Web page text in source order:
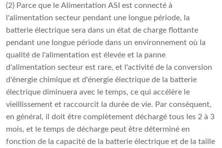
(2) Parce que le Alimentation ASI est connecté à
l'alimentation secteur pendant une longue période, la
batterie électrique sera dans un état de charge flottante
pendant une longue période dans un environnement où la
qualité de l'alimentation est élevée et la panne
d'alimentation secteur est rare, et l'activité de la conversion
d'énergie chimique et d'énergie électrique de la batterie
électrique diminuera avec le temps, ce qui accélère le
vieillissement et raccourcit la durée de vie. Par conséquent,
en général, il doit être complètement déchargé tous les 2 à 3
mois, et le temps de décharge peut être déterminé en
fonction de la capacité de la batterie électrique et de la taille